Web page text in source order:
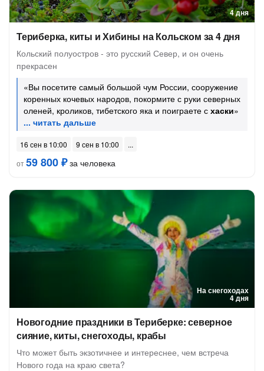
4 дня
Териберка, киты и Хибины на Кольском за 4 дня
Кольский полуостров - это русский Север, и он очень
прекрасен
«Вы посетите самый большой чум России, сооружение
коренных кочевых народов, покормите с руки северных
оленей, кроликов, тибетского яка и поиграете с хаски»
16 сен в 10:00
9 сен в 10:00
от59 800 ₽за человека
На снегоходах
4 дня
Новогодние праздники в Териберке: северное
сияние, киты, снегоходы, крабы
Что может быть экзотичнее и интереснее, чем встреча
Нового года на краю света?